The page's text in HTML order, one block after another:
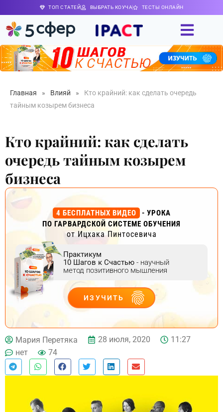
ТОП СТАТЕЙ ВЫБРАТЬ КОУЧА ТЕСТЫ ОНЛАЙН
Главная » Влияй »
Кто крайний: как сделать очередь
тайным козырем бизнеса
Кто крайний: как сделать
очередь тайным козырем
бизнеса
4 БЕСПЛАТНЫХ ВИДЕО
- УРОКА
ПО ГАРВАРДСКОЙ СИСТЕМЕ ОБУЧЕНИЯ
от Ицхака Пинтосевича
Практикум
10 Шагов к Счастью - научный
метод позитивного мышления
ИЗУЧИТЬ
ДЕЙСТВУЙ
Мария Перетяка 28 июля, 2020
11:27
нет
74